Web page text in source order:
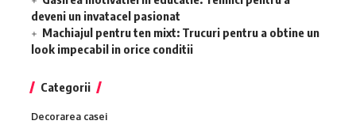
deveni un invatacel pasionat
Machiajul pentru ten mixt: Trucuri pentru a obtine un
look impecabil in orice conditii
Categorii
Decorarea casei